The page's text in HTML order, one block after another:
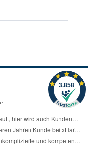
Play Support
(SL):
(BxHxT)
M-DISC Info beim Hersteller